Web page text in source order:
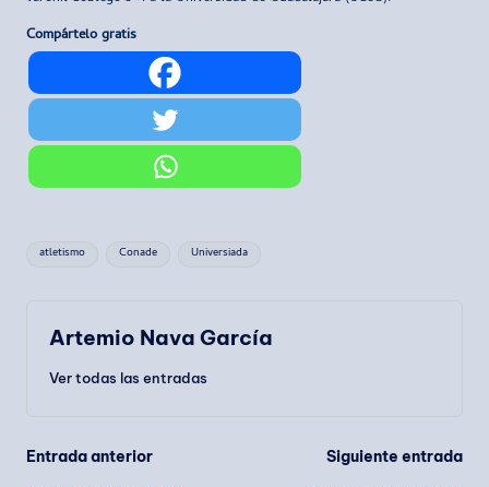
Compártelo gratis
Etiquetas:
atletismo Conade Universiada
Artemio Nava García
Ver todas las entradas
Navegación
Entrada anterior Siguiente entrada